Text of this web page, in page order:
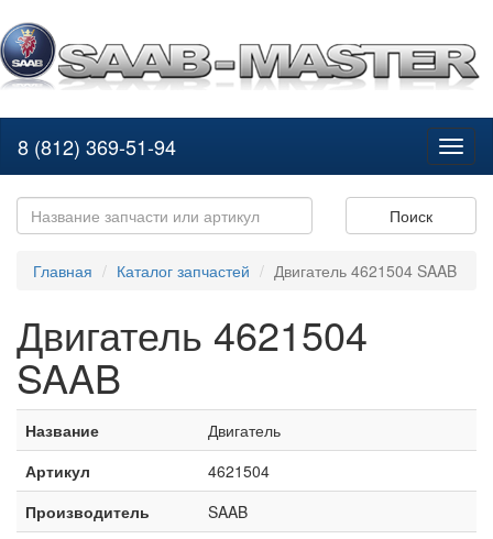
8 (812) 369-51-94
Поиск
Главная Каталог запчастей Двигатель 4621504 SAAB
Двигатель 4621504
SAAB
Название
Двигатель
Артикул
4621504
Производитель
SAAB